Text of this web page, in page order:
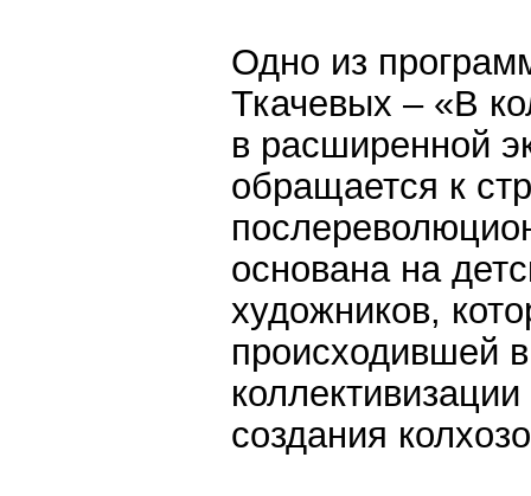
Одно из
Ткачевых – «В
в расширенной
обращается к
основана на
художников,
происходившей
создания